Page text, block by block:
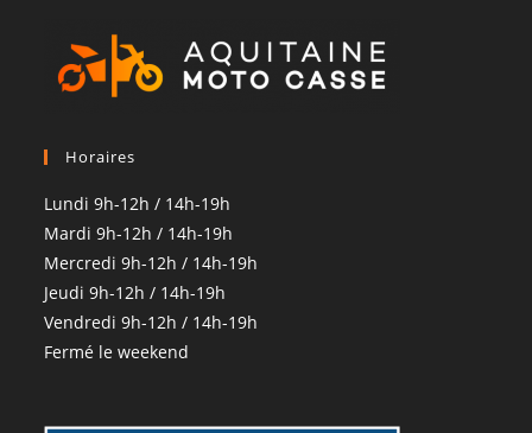
Horaires
Lundi 9h-12h / 14h-19h
Mardi 9h-12h / 14h-19h
Mercredi 9h-12h / 14h-19h
Jeudi 9h-12h / 14h-19h
Vendredi 9h-12h / 14h-19h
Fermé le weekend